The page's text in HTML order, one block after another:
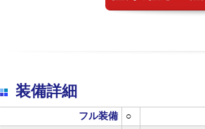
装備詳細
フル装備 ○